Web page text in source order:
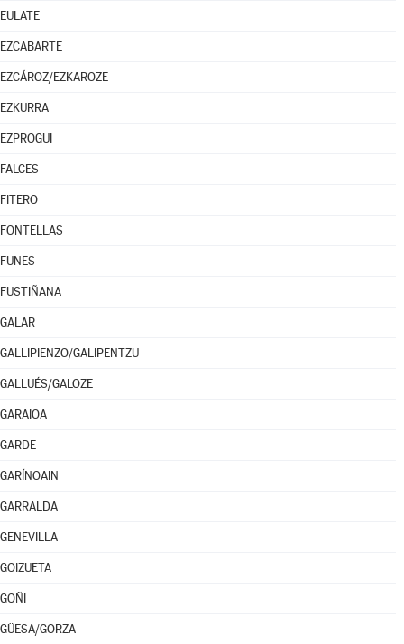
EULATE
EZCABARTE
EZCÁROZ/EZKAROZE
EZKURRA
EZPROGUI
FALCES
FITERO
FONTELLAS
FUNES
FUSTIÑANA
GALAR
GALLIPIENZO/GALIPENTZU
GALLUÉS/GALOZE
GARAIOA
GARDE
GARÍNOAIN
GARRALDA
GENEVILLA
GOIZUETA
GOÑI
GÜESA/GORZA